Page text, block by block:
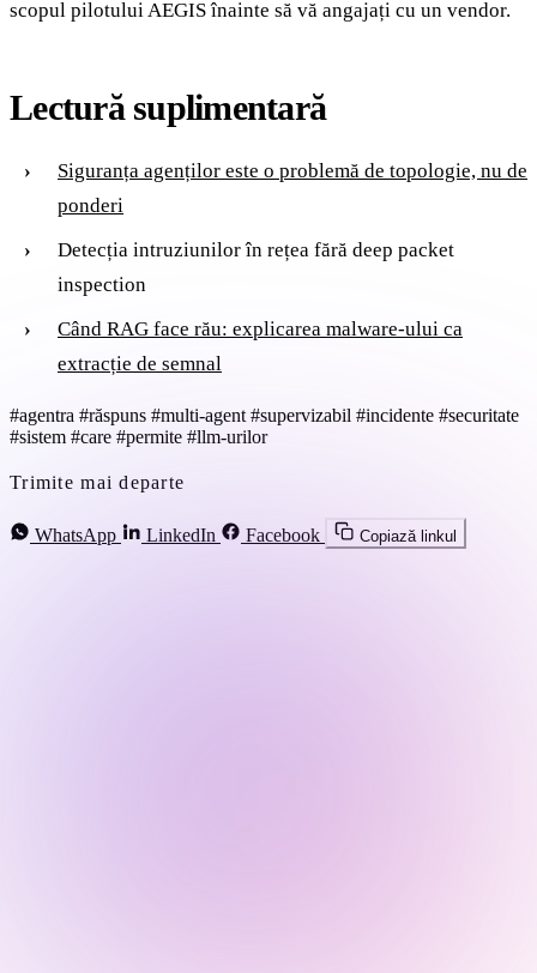
scopul pilotului AEGIS înainte să vă angajați cu un vendor.
Lectură suplimentară
Siguranța agenților este o problemă de topologie, nu de
ponderi
Detecția intruziunilor în rețea fără deep packet
inspection
Când RAG face rău: explicarea malware-ului ca
extracție de semnal
#agentra #răspuns #multi-agent #supervizabil #incidente #securitate
#sistem #care #permite #llm-urilor
Trimite mai departe
WhatsApp LinkedIn Facebook Copiază linkul